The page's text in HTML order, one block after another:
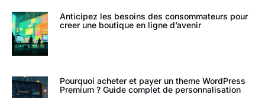
Anticipez les besoins des consommateurs pour
creer une boutique en ligne d’avenir
Pourquoi acheter et payer un theme WordPress
Premium ? Guide complet de personnalisation